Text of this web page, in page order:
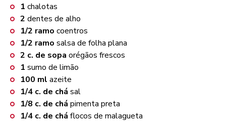
1 chalotas
2 dentes de alho
1/2 ramo coentros
1/2 ramo salsa de folha plana
2 c. de sopa orégãos frescos
1 sumo de limão
100 ml azeite
1/4 c. de chá sal
1/8 c. de chá pimenta preta
1/4 c. de chá flocos de malagueta